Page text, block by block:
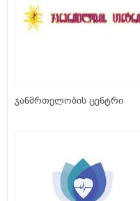
ჯანმრთელობის ცენტრი